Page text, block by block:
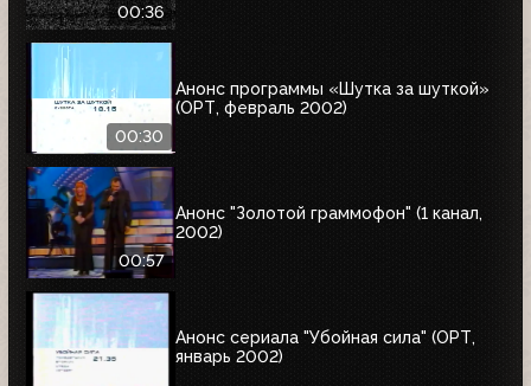
00:36
00:30
Анонс программы «Шутка за шуткой»
(ОРТ, февраль 2002)
00:57
Анонс "Золотой граммофон" (1 канал,
2002)
Анонс сериала "Убойная сила" (ОРТ,
январь 2002)